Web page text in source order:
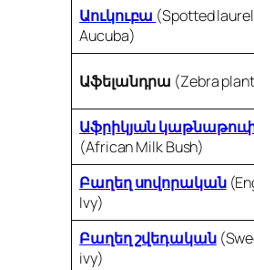
Աուկուբա (Spotted
Aucuba)
Աֆելանդրա (Zebra
Աֆրիկյան
(African Milk Bush)
Բաղեղ սովորական
Ivy)
Բաղեղ շվեդական
ivy)